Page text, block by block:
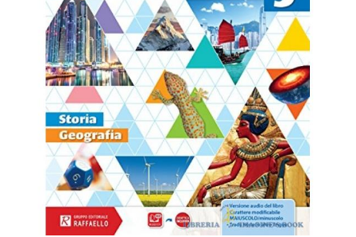
ACQUISTA